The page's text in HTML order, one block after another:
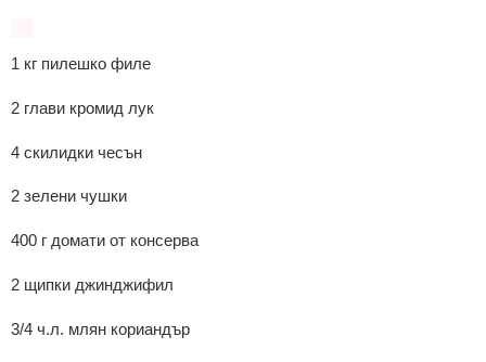
1 кг пилешко филе
2 глави кромид лук
4 скилидки чесън
2 зелени чушки
400 г домати от консерва
2 щипки джинджифил
3/4 ч.л. млян кориандър